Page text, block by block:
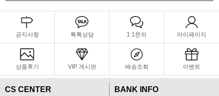
공지사항 톡톡상담 1:1문의 마이페이지
상품후기 VIP 게시판 배송조회 이벤트
CS CENTER
BANK INFO